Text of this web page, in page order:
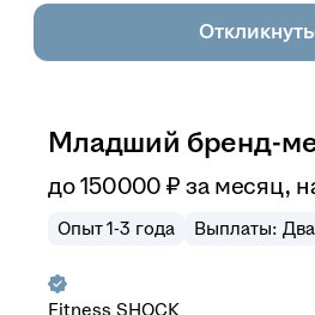
Младший бренд-
до150 000 ₽ за месяц,
Опыт 1-3 года Выплаты:
Fitness SHOCK